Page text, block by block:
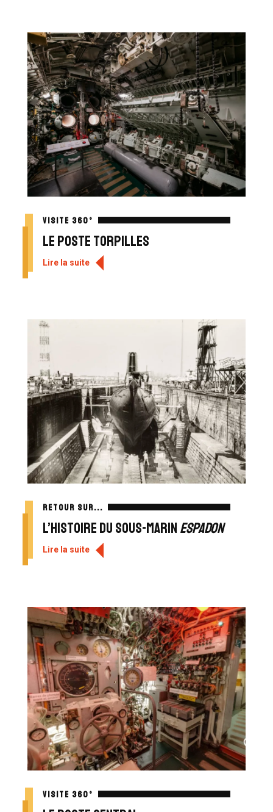
VISITE 360°
Le poste torpilles
Lire la suite
RETOUR SUR...
L’histoire du sous-marin Espadon
Lire la suite
VISITE 360°